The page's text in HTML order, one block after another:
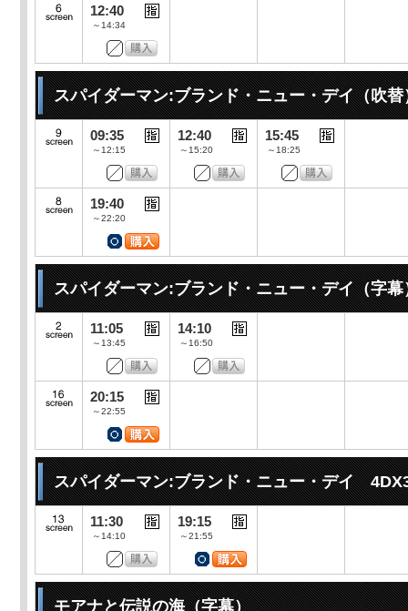
12:40
～14:34
スパイダーマン:ブランド・ニュー・デイ（吹替
09:35
～12:15
12:40
～15:20
15:45
～18:25
19:40
～22:20
スパイダーマン:ブランド・ニュー・デイ（字幕
11:05
～13:45
14:10
～16:50
20:15
～22:55
スパイダーマン:ブランド・ニュー・デイ
11:30
～14:10
19:15
～21:55
モアナと伝説の海（字幕）